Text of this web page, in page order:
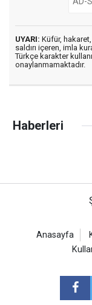
UYARI: Küfür,
saldırı içeren, imla
Türkçe karakter
onaylanmamaktadır.
Haberleri
Anasayfa